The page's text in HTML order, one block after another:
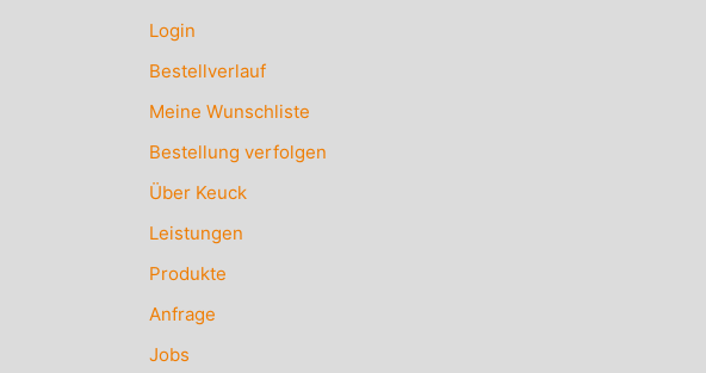
Login
Bestellverlauf
Meine Wunschliste
Bestellung verfolgen
Über Keuck
Leistungen
Produkte
Anfrage
Jobs